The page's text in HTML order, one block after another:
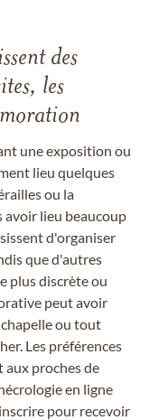
des
les
une exposition ou
lieu quelques
ou la
lieu beaucoup
d'organiser
que d'autres
plus discrète ou
peut avoir
ou tout
Les préférences
aux proches de
en ligne
pour recevoir